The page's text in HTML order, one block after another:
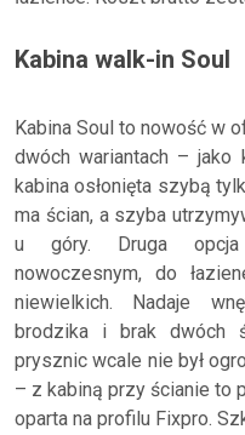
Kabina walk-in Soul
Kabina Soul to nowość w
dwóch wariantach – jako
kabina osłonięta szybą
ma ścian, a szyba
u góry. Druga opcja
nowoczesnym, do
niewielkich. Nadaje
brodzika i brak dwóch
prysznic wcale nie był
– z kabiną przy ścianie to
oparta na profilu Fixpro.